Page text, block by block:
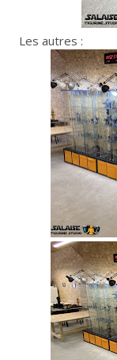
Les autres :